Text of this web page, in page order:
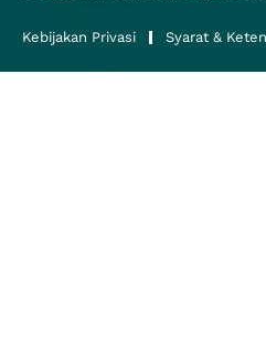
Kebijakan Privasi Syarat &